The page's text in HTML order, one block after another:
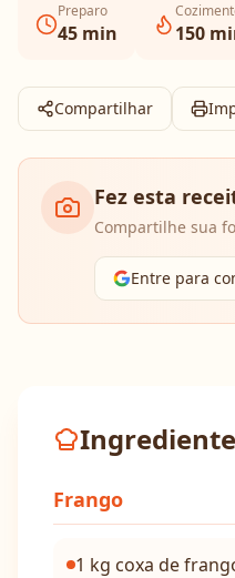
Preparo
45 min 150
Compartilhar
Fez esta
Compartilhe sua
Entre para
Frango
1 kg coxa de